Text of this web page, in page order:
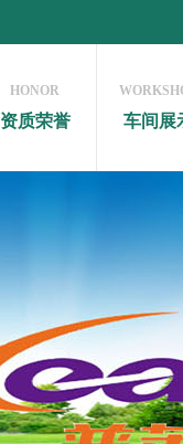
HONOR
资质荣誉 车间展